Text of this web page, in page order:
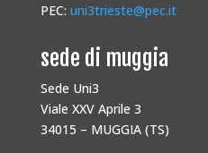
PEC: uni3trieste@pec.it
sede di muggia
Sede Uni3
Viale XXV Aprile 3
34015 – MUGGIA (TS)